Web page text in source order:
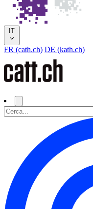
IT
FR (cath.ch) DE (kath.ch)